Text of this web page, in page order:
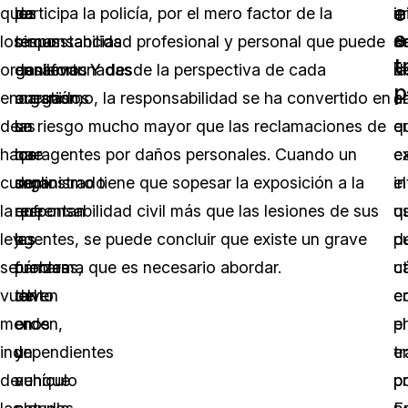
que
los
organismos
encargados
de
hacer
cumplir
la
ley
se
vuelven
menos
independientes
de
los
temas
en
cuestión,
se
ha
demostrado
que
las
cámaras,
tanto
en
un
vehículo
de
circunstancias
desafortunadas
a
las
que
se
enfrentan
las
fuerzas
del
orden,
y
aunque
participa la policía, por el mero factor de la
responsabilidad profesional y personal que puede
conllevar. Y desde la perspectiva de cada
organismo, la responsabilidad se ha convertido en
un riesgo mucho mayor que las reclamaciones de
los agentes por daños personales. Cuando un
organismo tiene que sopesar la exposición a la
responsabilidad civil más que las lesiones de sus
agentes, se puede concluir que existe un grave
problema que es necesario abordar.
el
el